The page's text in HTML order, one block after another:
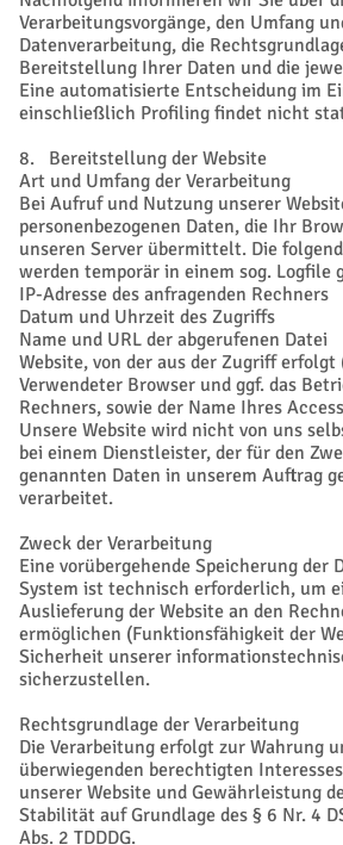
Verarbeitungsvorgänge, den Umfang
Datenverarbeitung, die
Bereitstellung Ihrer Daten und die
Eine automatisierte Entscheidung im
einschließlich Profiling findet nicht
8. Bereitstellung der Website
Art und Umfang der Verarbeitung
Bei Aufruf und Nutzung unserer
personenbezogenen Daten, die Ihr
unseren Server übermittelt. Die
werden temporär in einem sog. Logfile
IP-Adresse des anfragenden Rechners
Datum und Uhrzeit des Zugriffs
Name und URL der abgerufenen Datei
Website, von der aus der Zugriff erfolgt
Verwendeter Browser und ggf. das
Rechners, sowie der Name Ihres
Unsere Website wird nicht von uns
bei einem Dienstleister, der für den
genannten Daten in unserem Auftrag
verarbeitet.
Zweck der Verarbeitung
Eine vorübergehende Speicherung der
System ist technisch erforderlich, um
Auslieferung der Website an den
ermöglichen (Funktionsfähigkeit der
Sicherheit unserer
sicherzustellen.
Rechtsgrundlage der Verarbeitung
Die Verarbeitung erfolgt zur Wahrung
überwiegenden berechtigten
unserer Website und Gewährleistung
Stabilität auf Grundlage des § 6 Nr. 4
Abs. 2 TDDDG.